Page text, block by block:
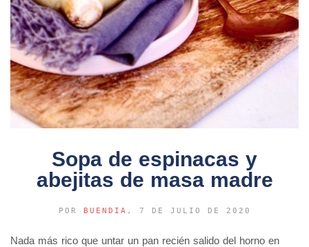
Sopa de espinacas y
abejitas de masa madre
POR BUENDIA , 7 DE JULIO DE 2020
Nada más rico que untar un pan recién salido del horno en